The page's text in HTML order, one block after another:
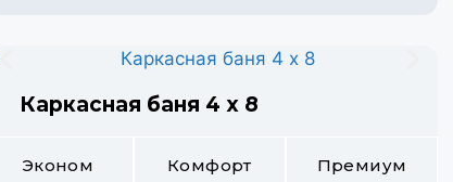
Каркасная баня 4 х 8
Эконом Комфорт Премиум